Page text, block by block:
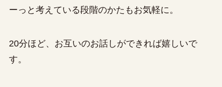
ーっと考えている段階のかたもお気軽に。
20分ほど、お互いのお話しができれば嬉しいで
す。